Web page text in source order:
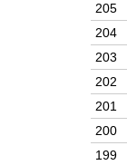
205
204
203
202
201
200
199